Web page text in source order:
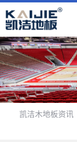
凯洁木地板资讯